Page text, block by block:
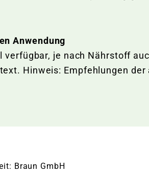
Anwendung
verfügbar, je nach Nährstoff
Hinweis: Empfehlungen
Braun GmbH